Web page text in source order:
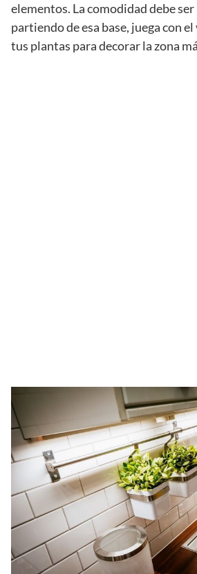
elementos. La comodidad debe
partiendo de esa base, juega con
tus plantas para decorar la zona